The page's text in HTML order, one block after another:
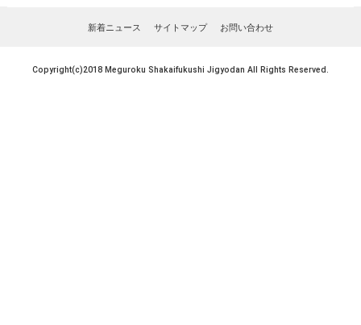
新着ニュース サイトマップ お問い合わせ
Copyright(c)2018 Meguroku Shakaifukushi Jigyodan All Rights Reserved.